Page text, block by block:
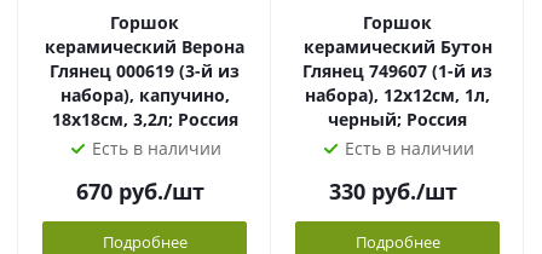
Горшок
керамический Верона
Глянец 000619 (3-й из
набора), капучино,
18х18см, 3,2л; Россия
Есть в наличии
670 руб./шт
Подробнее
Горшок
керамический Бутон
Глянец 749607 (1-й из
набора), 12х12см, 1л,
черный; Россия
Есть в наличии
330 руб./шт
Подробнее